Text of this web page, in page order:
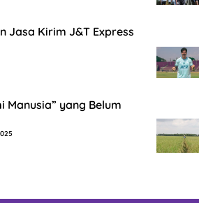
Jasa Kirim J&T Express
Manusia” yang Belum